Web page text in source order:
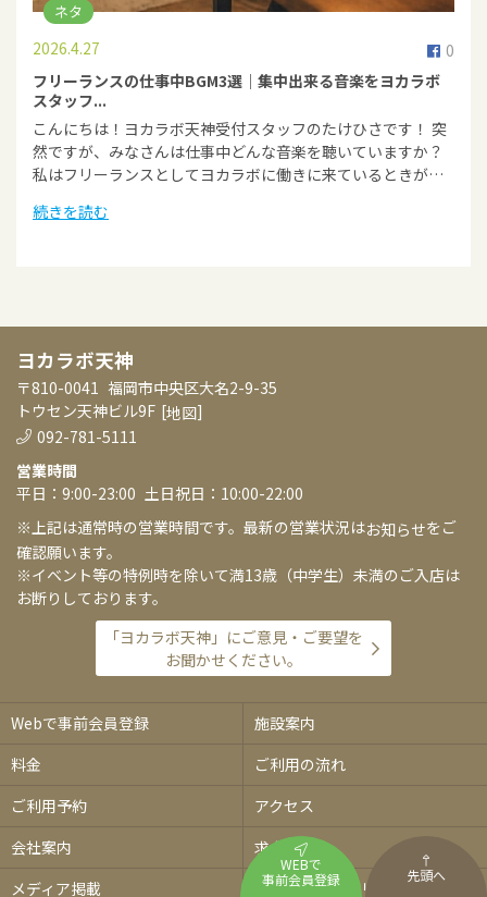
ネタ
0
2026.4.27
フリーランスの仕事中BGM3選｜集中出来る音楽をヨカラボ
スタッフ...
こんにちは！ヨカラボ天神受付スタッフのたけひさです！ 突
然ですが、みなさんは仕事中どんな音楽を聴いていますか？
私はフリーランスとしてヨカラボに働きに来ているときが…
続きを読む
ヨカラボ天神
〒810-0041 福岡市中央区大名2-9-35
トウセン天神ビル9F [地図]
092-781-5111
営業時間
平日：9:00-23:00 土日祝日：10:00-22:00
※上記は通常時の営業時間です。最新の営業状況はお知らせをご
確認願います。
※イベント等の特例時を除いて満13歳（中学生）未満のご入店は
お断りしております。
「ヨカラボ天神」にご意見・ご要望を
お聞かせください。
Webで事前会員登録
施設案内
料金
ご利用の流れ
ご利用予約
アクセス
会社案内
求人情報
メディア掲載
プライバシーポリシー
WEBで
事前会員登録
先頭へ